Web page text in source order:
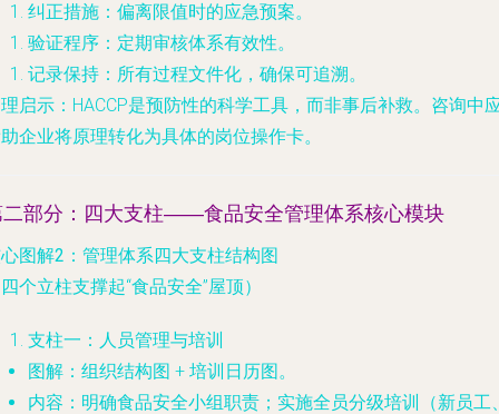
纠正措施 ：偏离限值时的应急预案。
验证程序 ：定期审核体系有效性。
记录保持 ：所有过程文件化，确保可追溯。
启示 ：HACCP是预防性的科学工具，而非事后补救。咨询中
企业将原理转化为具体的岗位操作卡。
二部分：四大支柱——食品安全管理体系核心模块
图解2：管理体系四大支柱结构图
个立柱支撑起“食品安全”屋顶）
支柱一：人员管理与培训
图解 ：组织结构图 + 培训日历图。
内容 ：明确食品安全小组职责；实施全员分级培训（新员工